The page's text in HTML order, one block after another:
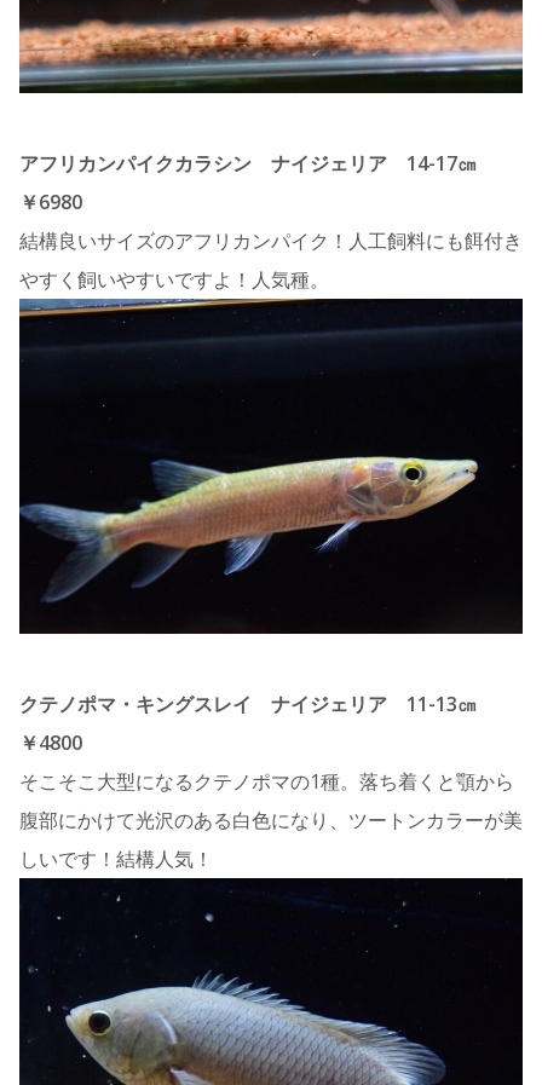
アフリカンパイクカラシン ナイジェリア 14-17㎝
￥6980
結構良いサイズのアフリカンパイク！人工飼料にも餌付き
やすく飼いやすいですよ！人気種。
クテノポマ・キングスレイ ナイジェリア 11-13㎝
￥4800
そこそこ大型になるクテノポマの1種。落ち着くと顎から
腹部にかけて光沢のある白色になり、ツートンカラーが美
しいです！結構人気！